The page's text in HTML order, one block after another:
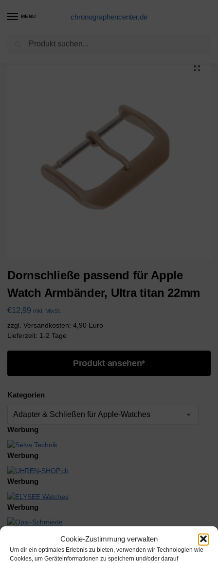
Cookie-Zustimmung verwalten
Um dir ein optimales Erlebnis zu bieten, verwenden wir Technologien wie
Cookies, um Geräteinformationen zu speichern und/oder darauf
MENU chronographencenter.de
Adapter & Schließen für Apple-Watches
Dornschließe passend für Apple
Watch Armbänder, Ultra titan 22mm
€12,99 inkl. MwSt.
zzgl. Versandkosten: 4,90 Euro
Lieferzeit: 1-2 Tage
Produkt ansehen*
Kategorien
Werbung
Werbung
Werbung
Werbung